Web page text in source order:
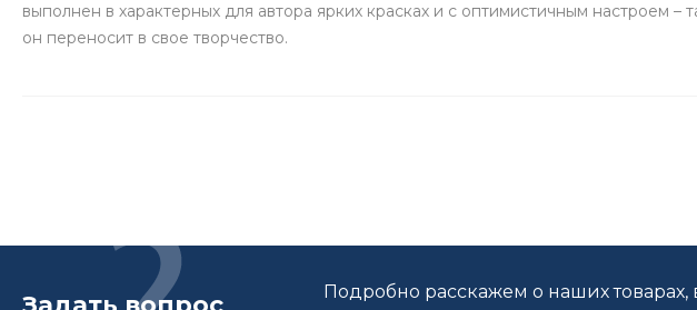
выполнен в характерных для автора ярких красках и с оптимистичным настроем
он переносит в свое творчество.
Подробно расскажем о наших